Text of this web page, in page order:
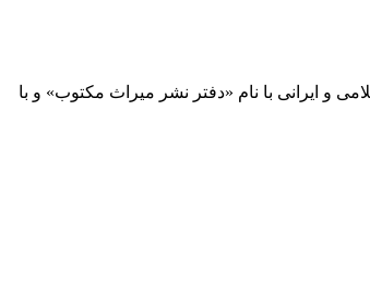
اسلامی و ایرانی با نام «دفتر نشر میراث مكتوب» و با